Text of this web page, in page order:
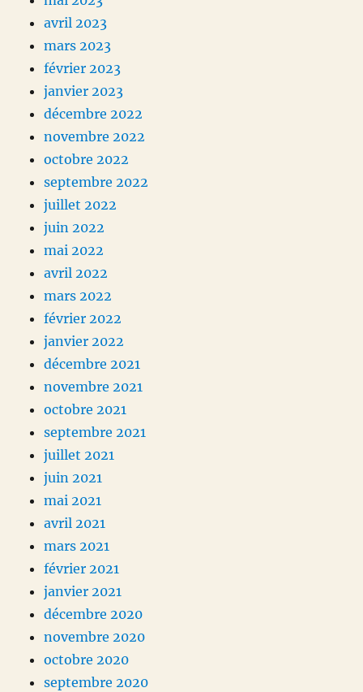
avril 2023
mars 2023
février 2023
janvier 2023
décembre 2022
novembre 2022
octobre 2022
septembre 2022
juillet 2022
juin 2022
mai 2022
avril 2022
mars 2022
février 2022
janvier 2022
décembre 2021
novembre 2021
octobre 2021
septembre 2021
juillet 2021
juin 2021
mai 2021
avril 2021
mars 2021
février 2021
janvier 2021
décembre 2020
novembre 2020
octobre 2020
septembre 2020